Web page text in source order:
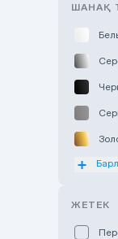
ШАНАҚ
ЖЕТЕК